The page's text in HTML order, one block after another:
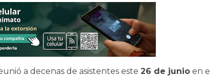
a decenas de asistentes este 26 de junio en el